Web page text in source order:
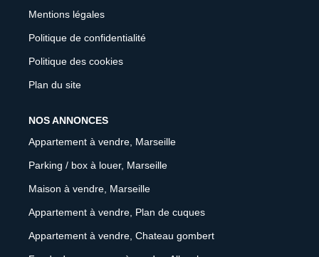
Mentions légales
Politique de confidentialité
Politique des cookies
Plan du site
NOS ANNONCES
Appartement à vendre, Marseille
Parking / box à louer, Marseille
Maison à vendre, Marseille
Appartement à vendre, Plan de cuques
Appartement à vendre, Chateau gombert